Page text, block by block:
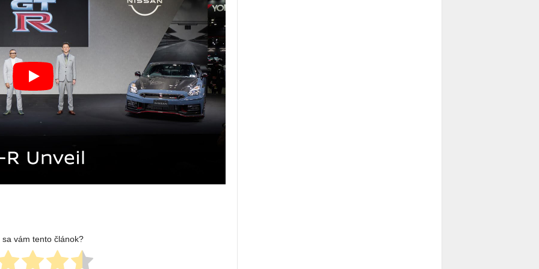
sa vám tento článok?